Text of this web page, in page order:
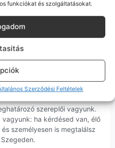
funkciókat és szolgáltatásokat.
Szerződési Feltételek
dolgát! Ha valahol (pl. Samsung
minőségű az alkatrész, azt a
jelezzük neked.
szereplői vagyunk.
ha kérdésed van, élő
személyesen is megtalálsz